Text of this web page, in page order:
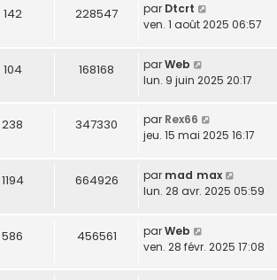
142 228547 par Dtcrt
ven. 1 août 2025 06:57
104 168168 parWeb
lun. 9 juin 2025 20:17
238 347330 par Rex66
jeu. 15 mai 2025 16:17
1194 664926 par mad max
lun. 28 avr. 2025 05:59
586 456561 parWeb
ven. 28 févr. 2025 17:08